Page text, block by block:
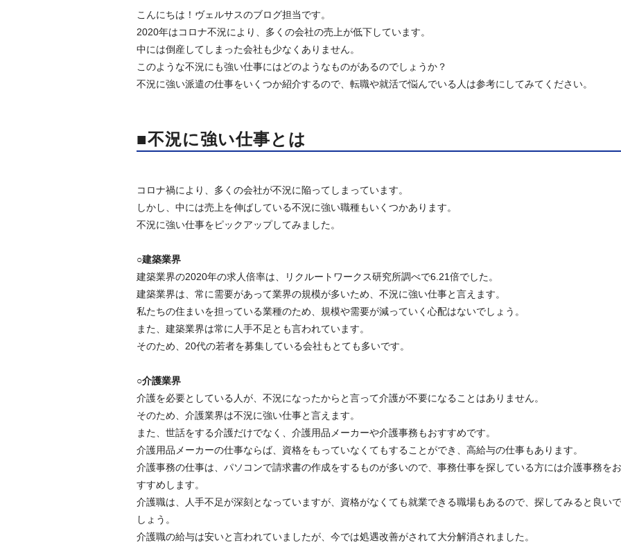
こんにちは！ヴェルサスのブログ担当です。
2020年はコロナ不況により、多くの会社の売上が低下しています。
中には倒産してしまった会社も少なくありません。
このような不況にも強い仕事にはどのようなものがあるのでしょうか？
不況に強い派遣の仕事をいくつか紹介するので、転職や就活で悩んでいる人は参考にしてみてください。
■不況に強い仕事とは
コロナ禍により、多くの会社が不況に陥ってしまっています。
しかし、中には売上を伸ばしている不況に強い職種もいくつかあります。
不況に強い仕事をピックアップしてみました。
○建築業界
建築業界の2020年の求人倍率は、リクルートワークス研究所調べで6.21倍でした。
建築業界は、常に需要があって業界の規模が多いため、不況に強い仕事と言えます。
私たちの住まいを担っている業種のため、規模や需要が減っていく心配はないでしょう。
また、建築業界は常に人手不足とも言われています。
そのため、20代の若者を募集している会社もとても多いです。
○介護業界
介護を必要としている人が、不況になったからと言って介護が不要になることはありません。
そのため、介護業界は不況に強い仕事と言えます。
また、世話をする介護だけでなく、介護用品メーカーや介護事務もおすすめです。
介護用品メーカーの仕事ならば、資格をもっていなくてもすることができ、高給与の仕事もあります。
介護事務の仕事は、パソコンで請求書の作成をするものが多いので、事務仕事を探している方には介護事務をお
すすめします。
介護職は、人手不足が深刻となっていますが、資格がなくても就業できる職場もあるので、探してみると良いで
しょう。
介護職の給与は安いと言われていましたが、今では処遇改善がされて大分解消されました。